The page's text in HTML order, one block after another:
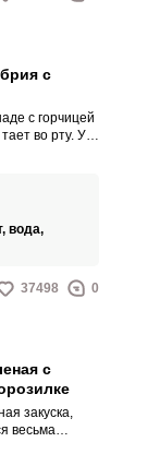
с
с горчицей
во рту. У
для
вода,
37498 0
с
закуска,
весьма